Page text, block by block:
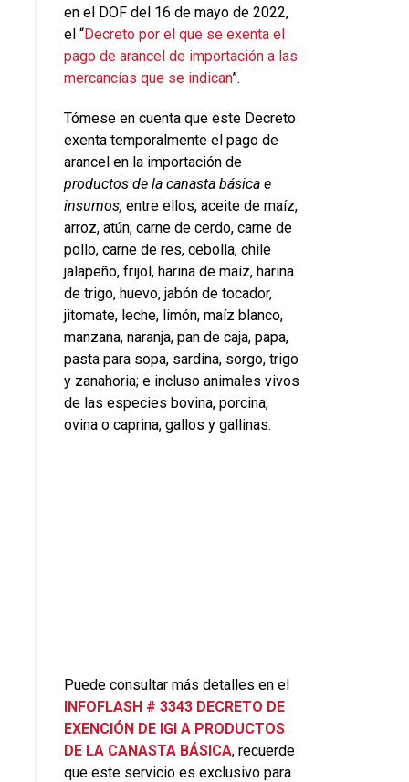
en el DOF del 16 de mayo de 2022,
el “Decreto por el que se exenta el
pago de arancel de importación a las
mercancías que se indican”.
Tómese en cuenta que este Decreto
exenta temporalmente el pago de
arancel en la importación de
productos de la canasta básica e
insumos, entre ellos, aceite de maíz,
arroz, atún, carne de cerdo, carne de
pollo, carne de res, cebolla, chile
jalapeño, frijol, harina de maíz, harina
de trigo, huevo, jabón de tocador,
jitomate, leche, limón, maíz blanco,
manzana, naranja, pan de caja, papa,
pasta para sopa, sardina, sorgo, trigo
y zanahoria; e incluso animales vivos
de las especies bovina, porcina,
ovina o caprina, gallos y gallinas.
Puede consultar más detalles en el
INFOFLASH # 3343 DECRETO DE
EXENCIÓN DE IGI A PRODUCTOS
DE LA CANASTA BÁSICA, recuerde
que este servicio es exclusivo para